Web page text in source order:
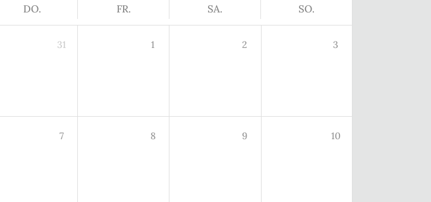
DO. FR. SA. SO.
31 1 2 3
7 8 9 10